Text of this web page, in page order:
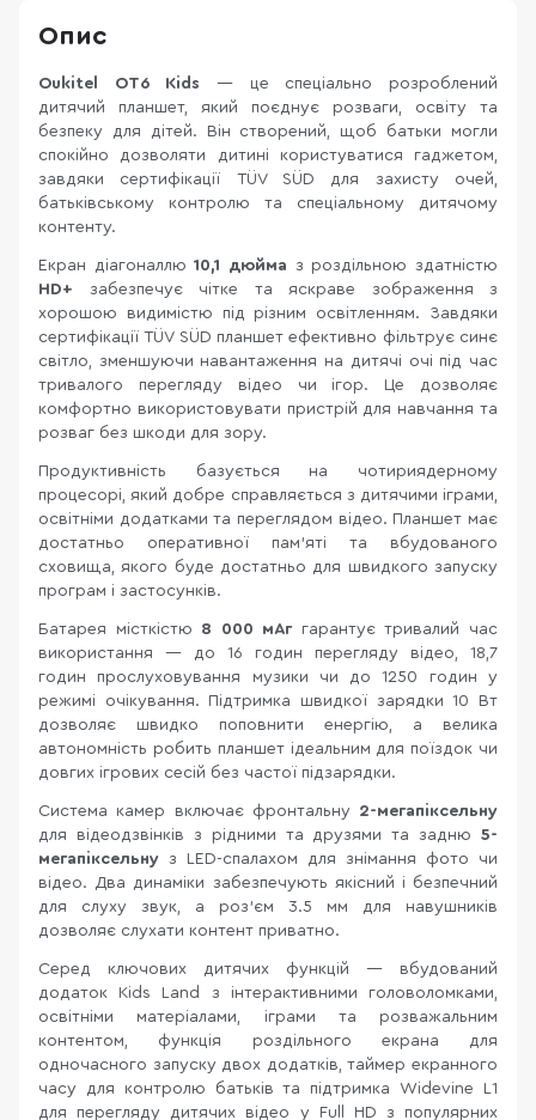
Опис
Oukitel OT6 Kids — це спеціально розроблений
дитячий планшет, який поєднує розваги, освіту та
безпеку для дітей. Він створений, щоб батьки могли
спокійно дозволяти дитині користуватися гаджетом,
завдяки сертифікації TÜV SÜD для захисту очей,
батьківському контролю та спеціальному дитячому
контенту.
Екран діагоналлю10,1 дюйма з роздільною здатністю
HD+ забезпечує чітке та яскраве зображення з
хорошою видимістю під різним освітленням. Завдяки
сертифікації TÜV SÜD планшет ефективно фільтрує синє
світло, зменшуючи навантаження на дитячі очі під час
тривалого перегляду відео чи ігор. Це дозволяє
комфортно використовувати пристрій для навчання та
розваг без шкоди для зору.
Продуктивність базується на чотириядерному
процесорі, який добре справляється з дитячими іграми,
освітніми додатками та переглядом відео. Планшет має
достатньо оперативної пам'яті та вбудованого
сховища, якого буде достатньо для швидкого запуску
програм і застосунків.
Батарея місткістю 8 000 мАггарантує тривалий час
використання — до 16 годин перегляду відео, 18,7
годин прослуховування музики чи до 1250 годин у
режимі очікування. Підтримка швидкої зарядки 10 Вт
дозволяє швидко поповнити енергію, а велика
автономність робить планшет ідеальним для поїздок чи
довгих ігрових сесій без частої підзарядки.
Система камер включає фронтальну 2-мегапіксельну
для відеодзвінків з рідними та друзями та задню 5-
мегапіксельну з LED-спалахом для знімання фото чи
відео. Два динаміки забезпечують якісний і безпечний
для слуху звук, а роз'єм 3.5 мм для навушників
дозволяє слухати контент приватно.
Серед ключових дитячих функцій — вбудований
додаток Kids Land з інтерактивними головоломками,
освітніми матеріалами, іграми та розважальним
контентом, функція роздільного екрана для
одночасного запуску двох додатків, таймер екранного
часу для контролю батьків та підтримка Widevine L1
для перегляду дитячих відео у Full HD з популярних